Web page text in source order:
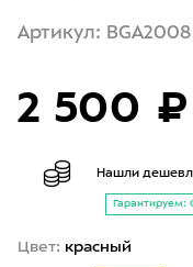
Артикул: BGA2008
2 500 ₽
Нашли
Гарантируем:
Цвет: красный